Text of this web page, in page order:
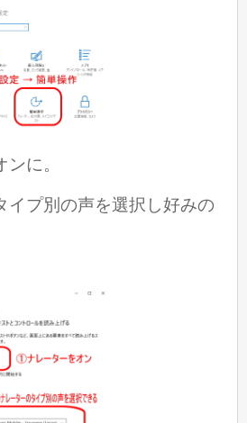
に。
プ別の声を選択し好みの